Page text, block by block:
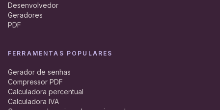
Desenvolvedor
Geradores
PDF
FERRAMENTAS POPULARES
Gerador de senhas
Compressor PDF
Calculadora percentual
Calculadora IVA